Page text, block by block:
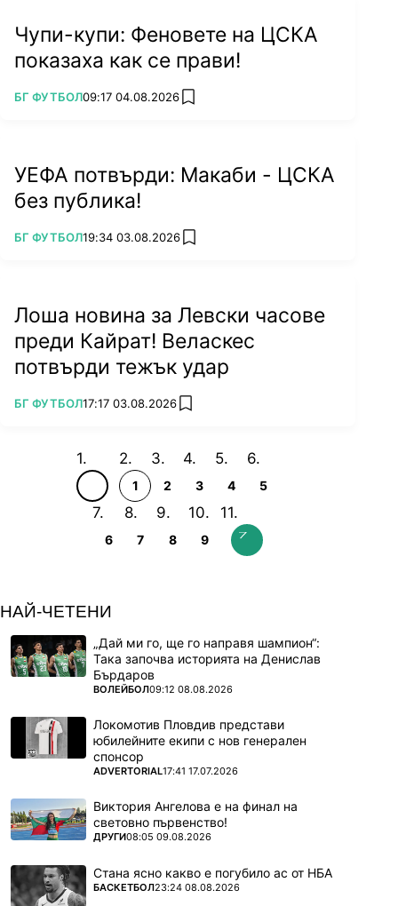
Чупи-купи: Феновете на ЦСКА
показаха как се прави!
ПОВЕЧЕ ОТ
БГ ФУТБОЛ09:17 04.08.2026 add favorites
УЕФА потвърди: Макаби - ЦСКА
без публика!
ПОВЕЧЕ ОТ
БГ ФУТБОЛ19:34 03.08.2026 add favorites
Лоша новина за Левски часове
преди Кайрат! Веласкес
потвърди тежък удар
ПОВЕЧЕ ОТ
БГ ФУТБОЛ17:17 03.08.2026 add favorites
1 2 3 4 5
6 7 8 9
НАЙ-ЧЕТЕНИ
„Дай ми го, ще го направя шампион“:
Така започва историята на Денислав
Бърдаров
ПОВЕЧЕ ОТ
ВОЛЕЙБОЛ09:12 08.08.2026
Локомотив Пловдив представи
юбилейните екипи с нов генерален
спонсор
ПОВЕЧЕ ОТ
ADVERTORIAL17:41 17.07.2026
Виктория Ангелова е на финал на
световно първенство!
ПОВЕЧЕ ОТ
ДРУГИ08:05 09.08.2026
Стана ясно какво е погубило ас от НБА
ПОВЕЧЕ ОТ
БАСКЕТБОЛ23:24 08.08.2026